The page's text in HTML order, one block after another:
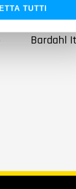
TUTTI
ALTRO
Nuovo
Bardahl